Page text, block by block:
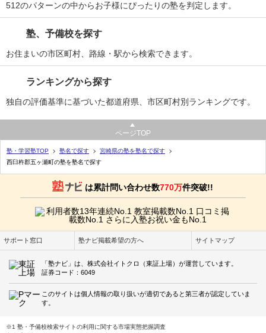
512のパターンの中からお子様にぴったりの塾を判定します。
塾、予備校を探す
お住まいの市区町村、路線・駅から検索できます。
ランキングから探す
独自の評価基準に基づいた都道府県、市区町村別ランキングです。
ページTOP
塾・学習塾TOP 塾名で探す
宮崎県の塾を塾名で探す
西臼杵郡五ヶ瀬町の塾を塾名で探す
は累計問い合わせ数770万件突破!!
サポート窓口 塾ナビ掲載希望の方へ サイトマップ
「塾ナビ」は、株式会社イトクロ（東証上場）が運営しています。
証券コード：6049
このサイトは個人情報の取り扱いが適切であると第三者が認定していま
す。
※1 塾・予備校検索サイトの利用に関する市場実態把握調査